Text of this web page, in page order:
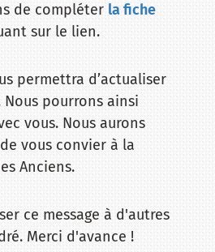
de compléter la fiche
sur le lien.
permettra d’actualiser
pourrons ainsi
vous. Nous aurons
vous convier à la
Anciens.
ce message à d'autres
Merci d'avance !